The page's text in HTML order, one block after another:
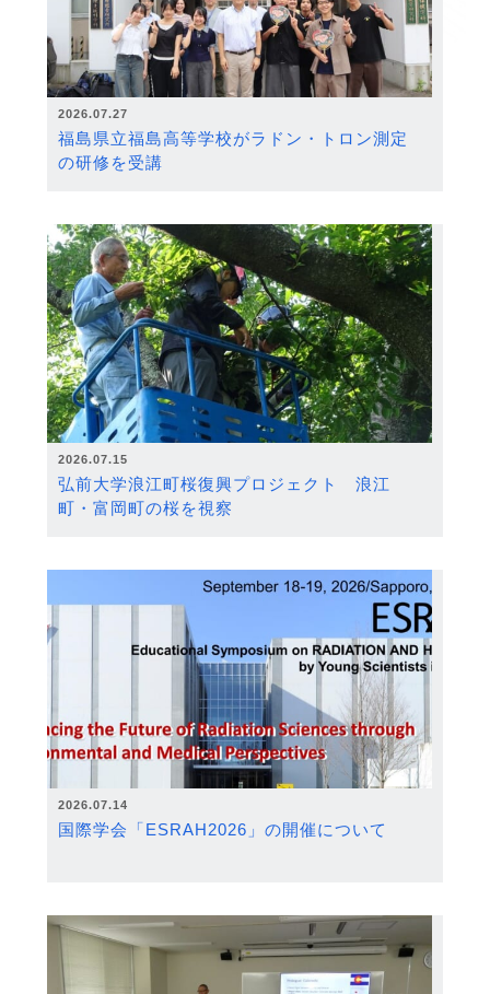
2026.07.27
福島県立福島高等学校がラドン・トロン測定
の研修を受講
2026.07.15
弘前大学浪江町桜復興プロジェクト 浪江
町・富岡町の桜を視察
2026.07.14
国際学会「ESRAH2026」の開催について